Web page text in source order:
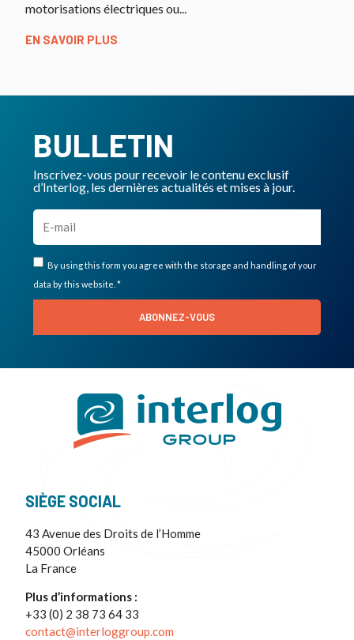
motorisations électriques ou...
EN SAVOIR PLUS
BULLETIN
Inscrivez-vous pour recevoir le contenu exclusif
d’Interlog, les dernières actualités et mises à jour.
By using this form you agree with the storage and handling of your
data by this website. *
ABONNEZ-VOUS
SIÈGE SOCIAL
43 Avenue des Droits de l’Homme
45000 Orléans
La France
Plus d’informations :
+33 (0) 2 38 73 64 33
contact@interloggroup.com